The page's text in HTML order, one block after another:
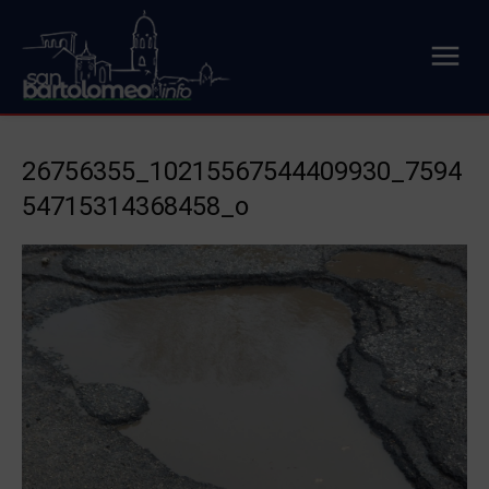
26756355_10215567544409930_7594
54715314368458_o